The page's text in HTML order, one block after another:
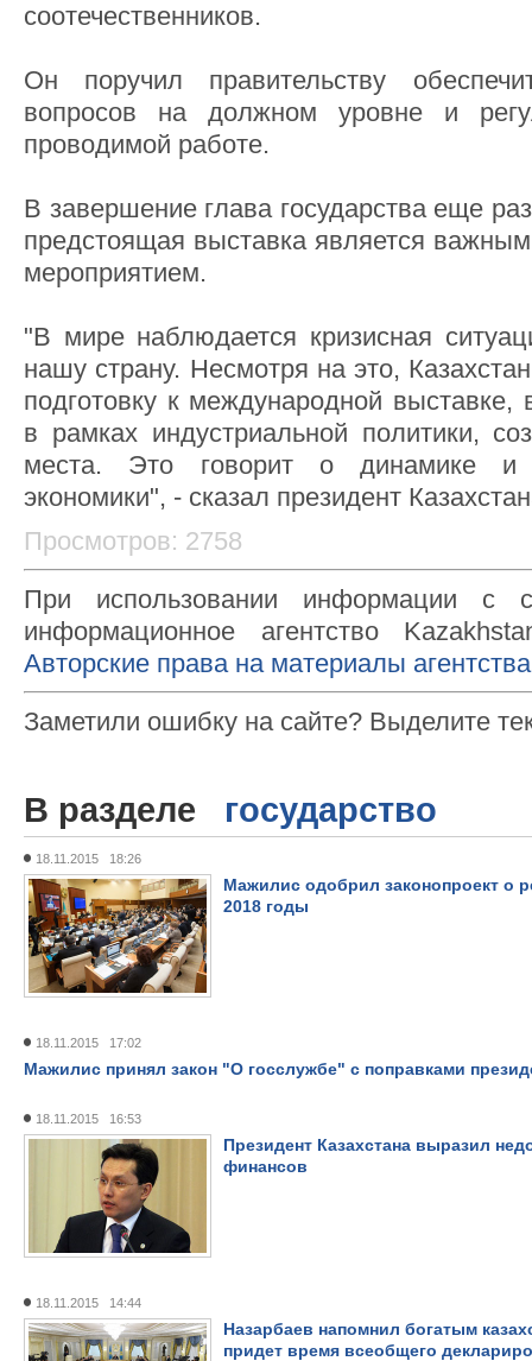
соотечественников.
Он поручил правительству
вопросов на должном уровне и
проводимой работе.
В завершение глава государства еще
предстоящая выставка является
мероприятием.
"В мире наблюдается кризисная
нашу страну. Несмотря на это,
подготовку к международной
в рамках индустриальной политики,
места. Это говорит о динамике и
экономики", - сказал президент
Просмотров: 2758
При использовании информации с
информационное агентство
Авторские права на материалы
Заметили ошибку на сайте? Выделите
В разделе государство
18.11.2015 18:26
Мажилис одобрил законопроект о
2018 годы
18.11.2015 17:02
Мажилис принял закон "О госслужбе" с поправками
18.11.2015 16:53
Президент Казахстана выразил
финансов
18.11.2015 14:44
Назарбаев напомнил богатым
придет время всеобщего